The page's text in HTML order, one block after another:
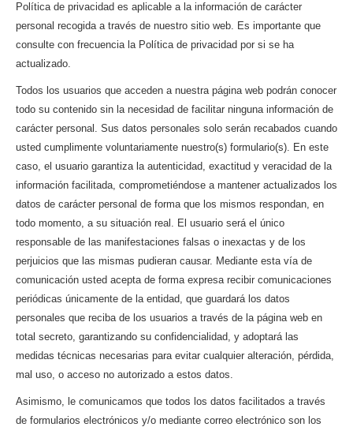
Política de privacidad es aplicable a la información de carácter
personal recogida a través de nuestro sitio web. Es importante que
consulte con frecuencia la Política de privacidad por si se ha
actualizado.
Todos los usuarios que acceden a nuestra página web podrán conocer
todo su contenido sin la necesidad de facilitar ninguna información de
carácter personal. Sus datos personales solo serán recabados cuando
usted cumplimente voluntariamente nuestro(s) formulario(s). En este
caso, el usuario garantiza la autenticidad, exactitud y veracidad de la
información facilitada, comprometiéndose a mantener actualizados los
datos de carácter personal de forma que los mismos respondan, en
todo momento, a su situación real. El usuario será el único
responsable de las manifestaciones falsas o inexactas y de los
perjuicios que las mismas pudieran causar. Mediante esta vía de
comunicación usted acepta de forma expresa recibir comunicaciones
periódicas únicamente de la entidad, que guardará los datos
personales que reciba de los usuarios a través de la página web en
total secreto, garantizando su confidencialidad, y adoptará las
medidas técnicas necesarias para evitar cualquier alteración, pérdida,
mal uso, o acceso no autorizado a estos datos.
Asimismo, le comunicamos que todos los datos facilitados a través
de formularios electrónicos y/o mediante correo electrónico son los